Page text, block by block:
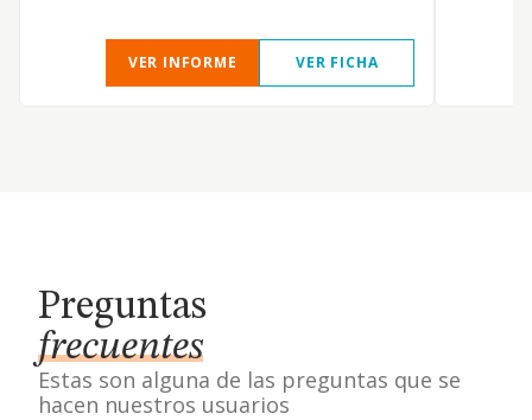
VER INFORME VER FICHA
Preguntas
frecuentes
Estas son alguna de las preguntas que se
hacen nuestros usuarios